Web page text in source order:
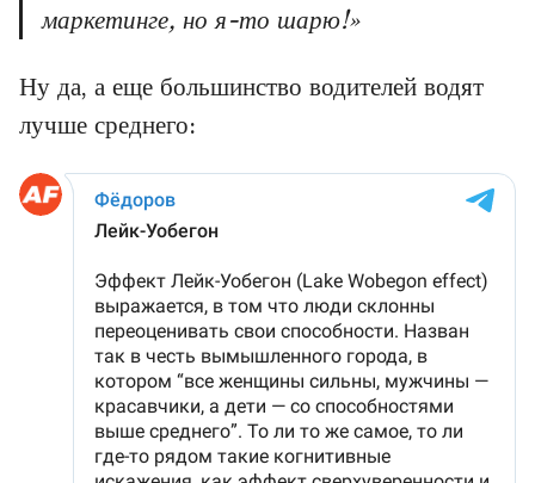
маркетинге, но я-то шарю!»
Ну да, а еще большинство водителей водят
лучше среднего: